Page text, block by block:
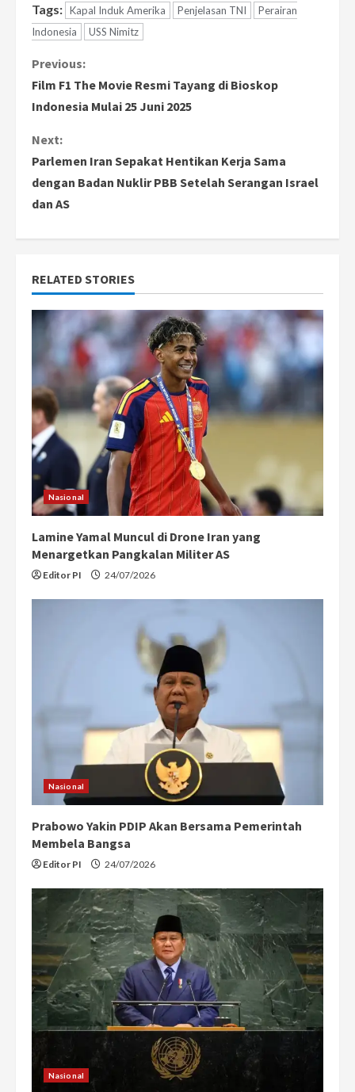
Tags: Kapal Induk Amerika Penjelasan TNI
Perairan
Indonesia
USS Nimitz
C
o
n
t
i
n
u
e
R
e
a
d
i
n
g
Previous:
Film F1 The Movie Resmi Tayang di Bioskop
Indonesia Mulai 25 Juni 2025
Next:
Parlemen Iran Sepakat Hentikan Kerja Sama
dengan Badan Nuklir PBB Setelah Serangan Israel
dan AS
RELATED STORIES
Nasional
Lamine Yamal Muncul di Drone Iran yang
Menargetkan Pangkalan Militer AS
Editor PI 24/07/2026
Nasional
Prabowo Yakin PDIP Akan Bersama Pemerintah
Membela Bangsa
Editor PI 24/07/2026
Nasional